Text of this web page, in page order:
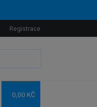
Registrace
0,00 KČ